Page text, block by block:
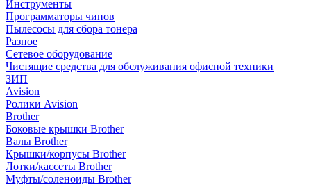
Инструменты
Программаторы чипов
Пылесосы для сбора тонера
Разное
Сетевое оборудование
Чистящие средства для обслуживания офисной техники
ЗИП
Avision
Ролики Avision
Brother
Боковые крышки Brother
Валы Brother
Крышки/корпусы Brother
Лотки/кассеты Brother
Муфты/соленоиды Brother